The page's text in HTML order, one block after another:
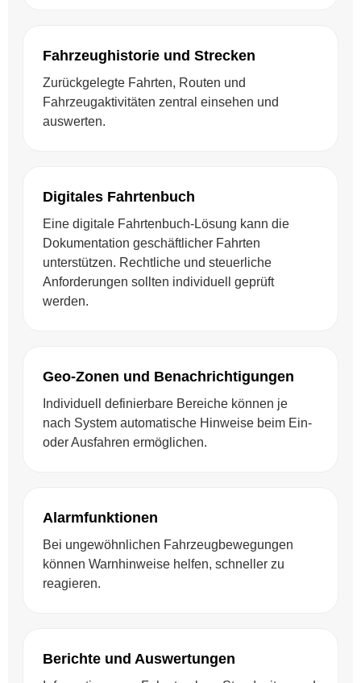
Fahrzeughistorie und Strecken
Zurückgelegte Fahrten, Routen und
Fahrzeugaktivitäten zentral einsehen und
auswerten.
Digitales Fahrtenbuch
Eine digitale Fahrtenbuch-Lösung kann die
Dokumentation geschäftlicher Fahrten
unterstützen. Rechtliche und steuerliche
Anforderungen sollten individuell geprüft
werden.
Geo-Zonen und Benachrichtigungen
Individuell definierbare Bereiche können je
nach System automatische Hinweise beim Ein-
oder Ausfahren ermöglichen.
Alarmfunktionen
Bei ungewöhnlichen Fahrzeugbewegungen
können Warnhinweise helfen, schneller zu
reagieren.
Berichte und Auswertungen